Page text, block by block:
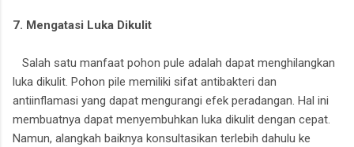
7. Mengatasi Luka Dikulit
Salah satu manfaat pohon pule adalah dapat menghilangkan
luka dikulit. Pohon pile memiliki sifat antibakteri dan
antiinflamasi yang dapat mengurangi efek peradangan. Hal ini
membuatnya dapat menyembuhkan luka dikulit dengan cepat.
Namun, alangkah baiknya konsultasikan terlebih dahulu ke